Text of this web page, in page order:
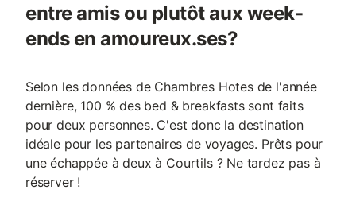
entre amis ou plutôt aux week-
ends en amoureux.ses?
Selon les données de Chambres Hotes de l'année
dernière, 100 % des bed & breakfasts sont faits
pour deux personnes. C'est donc la destination
idéale pour les partenaires de voyages. Prêts pour
une échappée à deux à Courtils ? Ne tardez pas à
réserver !